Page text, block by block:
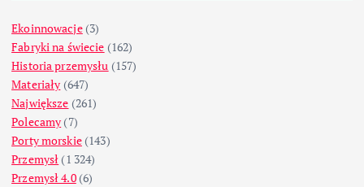
Ekoinnowacje(3)
Fabryki na świecie (162)
Historia przemysłu (157)
Materiały (647)
Największe (261)
Polecamy (7)
Porty morskie(143)
Przemysł (1 324)
Przemysł 4.0(6)